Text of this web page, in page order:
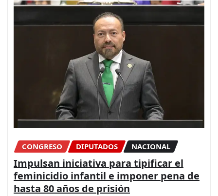
CONGRESO DIPUTADOS NACIONAL
Impulsan iniciativa para tipificar el
feminicidio infantil e imponer pena de
hasta 80 años de prisión